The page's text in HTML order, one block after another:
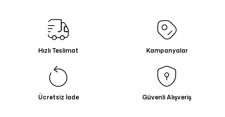
Hızlı Teslimat Kampanyalar
Ücretsiz İade Güvenli Alışveriş